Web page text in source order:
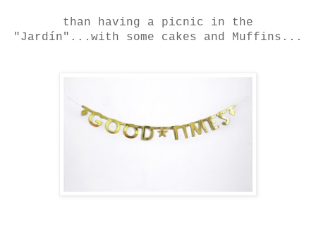
than having a picnic in the
"Jardín"...with some cakes and Muffins...